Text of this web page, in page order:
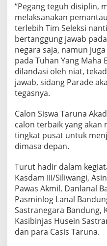
a
n
s
e
l
i
n
d
a
d
u
n
“Pegang teguh disiplin,
melaksanakan
terlebih Tim Seleksi
bertanggung jawab
negara saja, namun
pada Tuhan Yang Maha
dilandasi oleh niat,
jawab, sidang Parade
tegasnya.
Calon Siswa Taruna
calon terbaik yang akan
tingkat pusat untuk
dimasa depan.
Turut hadir dalam
Kasdam III/Siliwangi,
Pawas Akmil, Danlanal
Pasminlog Lanal
Sastranegara Bandung,
Kasibinjas Husein
dan para Casis Taruna.